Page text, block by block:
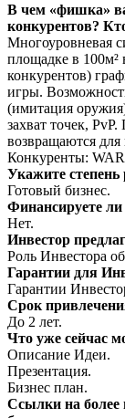
В чем «фишка»
конкурентов?
Многоуровневая
площадке в 100м²
конкурентов)
игры.
(имитация
захват точек,
возвращаются для
Конкуренты:
Укажите степень
Готовый бизнес.
Финансируете
Нет.
Инвестор
Роль Инвестора
Гарантии для
Гарантии
Срок
До 2 лет.
Что уже сейчас
Описание Идеи.
Презентация.
Бизнес план.
Ссылки на